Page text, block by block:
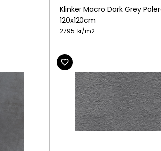
Klinker Macro Dark Grey
120x120cm
2795 kr/m2